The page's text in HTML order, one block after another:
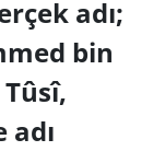
adı;
bin
adı